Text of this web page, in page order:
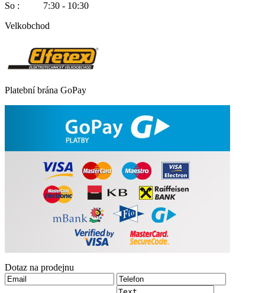
So : 7:30 - 10:30
Velkobchod
Platební brána GoPay
Dotaz na prodejnu